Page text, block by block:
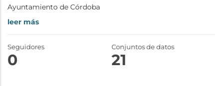
Ayuntamiento de Córdoba
leer más
Seguidores
0
Conjuntos de datos
21